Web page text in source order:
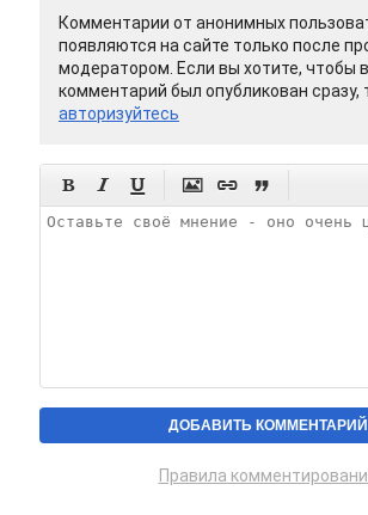
Комментарии от анонимных
появляются на сайте только после
модератором. Если вы хотите, чтобы
комментарий был опубликован сразу,
авторизуйтесь
     
Правила